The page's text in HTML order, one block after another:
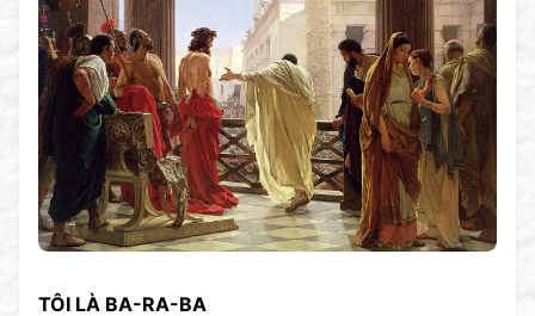
TÔI LÀ BA-RA-BA